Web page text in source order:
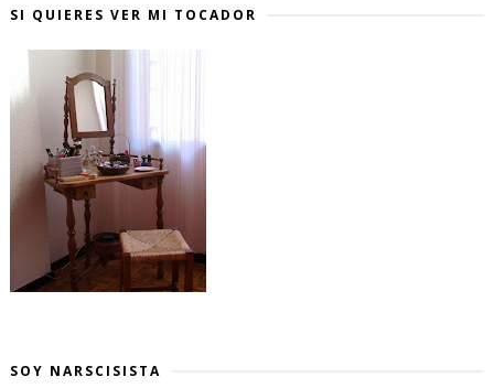
SI QUIERES VER MI TOCADOR
SOY NARSCISISTA